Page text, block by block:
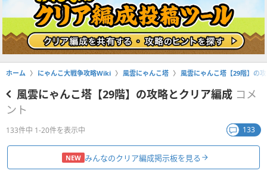
ホーム にゃんこ大戦争攻略Wiki 風雲にゃんこ塔 風雲にゃんこ塔【29階】の
風雲にゃんこ塔【29階】の攻略とクリア編成 コメ
ント
133件中 1-20件を表示中 133
NEW みんなのクリア編成掲示板を見る